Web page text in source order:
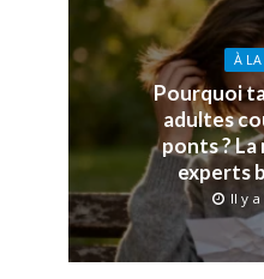
À
Pourquoi
adultes
ponts ? La
experts
Il y